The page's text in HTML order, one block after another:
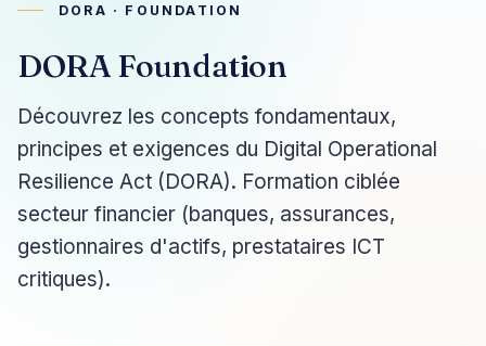
DORA · FOUNDATION
DORA Foundation
Découvrez les concepts fondamentaux,
principes et exigences du Digital Operational
Resilience Act (DORA). Formation ciblée
secteur financier (banques, assurances,
gestionnaires d'actifs, prestataires ICT
critiques).